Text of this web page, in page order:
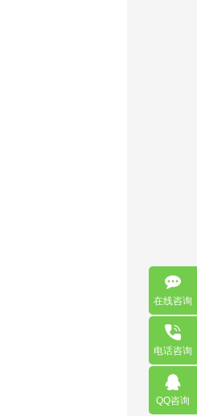
在线咨询
电话咨询
QQ咨询